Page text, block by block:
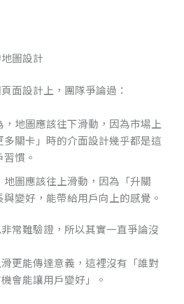
圖設計
面設計上，團隊爭論過：
，地圖應該往下滑動，因為市場上
多關卡」時的介面設計幾乎都是這
慣。
圖應該往上滑動，因為「升關
變好，能帶給用戶向上的感覺。
常難驗證，所以其實一直爭論沒
更能傳達意義，這裡沒有「誰對
會能讓用戶變好」。